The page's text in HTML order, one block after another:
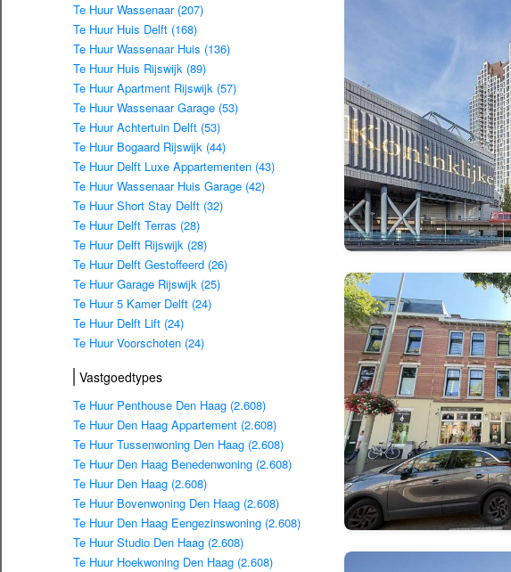
Te Huur Wassenaar (207)
Te Huur Huis Delft (168)
Te Huur Wassenaar Huis (136)
Te Huur Huis Rijswijk (89)
Te Huur Apartment Rijswijk (57)
Te Huur Wassenaar Garage (53)
Te Huur Achtertuin Delft (53)
Te Huur Bogaard Rijswijk (44)
Te Huur Delft Luxe Appartementen (43)
Te Huur Wassenaar Huis Garage (42)
Te Huur Short Stay Delft (32)
Te Huur Delft Terras (28)
Te Huur Delft Rijswijk (28)
Te Huur Delft Gestoffeerd (26)
Te Huur Garage Rijswijk (25)
Te Huur 5 Kamer Delft (24)
Te Huur Delft Lift (24)
Te Huur Voorschoten (24)
Vastgoedtypes
Te Huur Penthouse Den Haag (2.608)
Te Huur Den Haag Appartement (2.608)
Te Huur Tussenwoning Den Haag (2.608)
Te Huur Den Haag Benedenwoning (2.608)
Te Huur Den Haag (2.608)
Te Huur Bovenwoning Den Haag (2.608)
Te Huur Den Haag Eengezinswoning (2.608)
Te Huur Studio Den Haag (2.608)
Te Huur Hoekwoning Den Haag (2.608)